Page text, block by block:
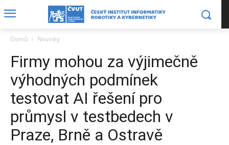
Domů Novinky
Firmy mohou za výjimečně
výhodných podmínek
testovat AI řešení pro
průmysl v testbedech v
Praze, Brně a Ostravě